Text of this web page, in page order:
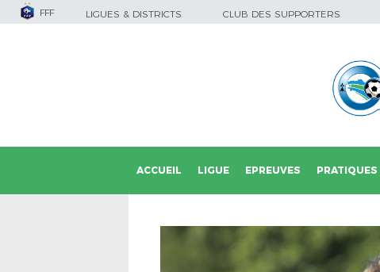
FFF LIGUES & DISTRICTS CLUB DES SUPPORTERS
ACCUEIL LIGUE EPREUVES PRATIQUES